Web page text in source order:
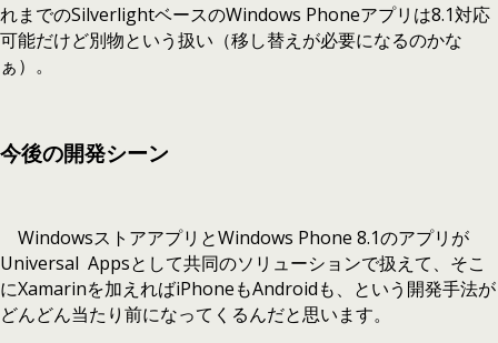
れまでのSilverlightベースのWindows Phoneアプリは8.1対応
可能だけど別物という扱い（移し替えが必要になるのかな
ぁ）。
今後の開発シーン
WindowsストアアプリとWindows Phone 8.1のアプリが
Universal Appsとして共同のソリューションで扱えて、そこ
にXamarinを加えればiPhoneもAndroidも、という開発手法が
どんどん当たり前になってくるんだと思います。